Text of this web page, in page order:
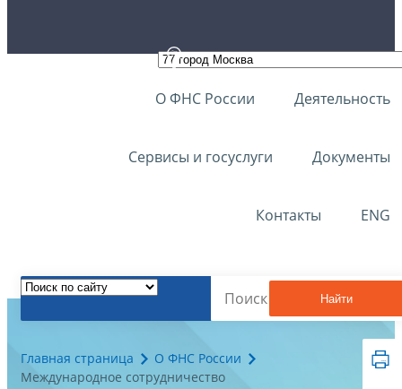
О ФНС России Деятельность
Сервисы и госуслуги Документы
Контакты ENG
Найти
Главная страница
О ФНС России
Международное сотрудничество